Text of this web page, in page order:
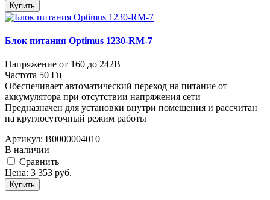
Купить
Блок питания Optimus 1230-RM-7
Напряжение от 160 до 242В
Частота 50 Гц
Обеспечивает автоматический переход на питание от
аккумулятора при отсутствии напряжения сети
Предназначен для установки внутри помещения и рассчитан
на круглосуточный режим работы
Артикул: В0000004010
В наличии
Cравнить
Цена: 3 353 руб.
Купить